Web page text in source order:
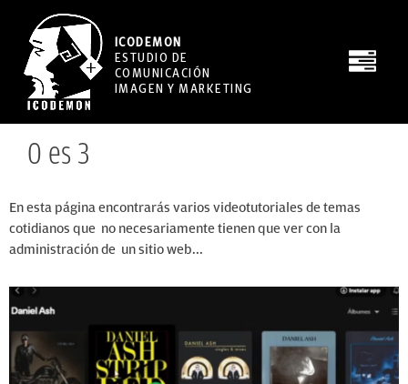
ICODEMON
ESTUDIO DE
COMUNICACIÓN
IMAGEN Y MARKETING
0 es 3
En esta página encontrarás varios videotutoriales de temas
cotidianos que no necesariamente tienen que ver con la
administración de un sitio web...